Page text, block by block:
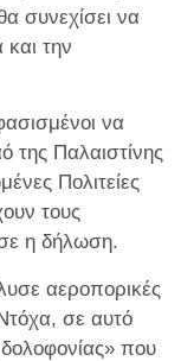
συνεχίσει να
και την
να
της Παλαιστίνης
Πολιτείες
τους
η δήλωση.
αεροπορικές
σε αυτό
που